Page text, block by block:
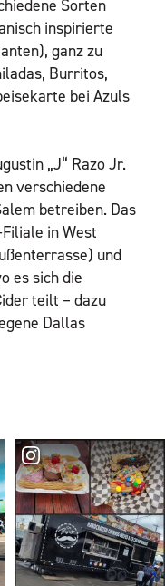
Sorten
inspirierte
ganz zu
Burritos,
bei Azuls
„J“ Razo Jr.
verschiedene
betreiben. Das
in West
und
es sich die
teilt – dazu
Dallas